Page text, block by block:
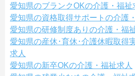
愛知県のブランクOKの介護・福祉
愛知県の資格取得サポートの介護
愛知県の研修制度ありの介護・福
愛知県の産休･育休･介護休暇取得
求人
愛知県の新卒OKの介護・福祉求人